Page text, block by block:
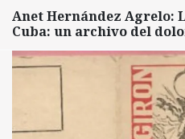
Anet Hernández Agrelo:
Cuba: un archivo del